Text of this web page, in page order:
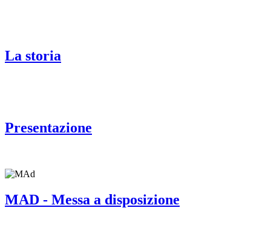
La storia
Presentazione
MAD - Messa a disposizione